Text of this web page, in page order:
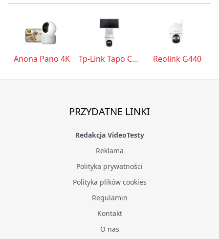
Anona Pano 4K Tp-Link Tapo C630 KIT Reolink G440
PRZYDATNE LINKI
Redakcja VideoTesty
Reklama
Polityka prywatności
Polityka plików cookies
Regulamin
Kontakt
O nas